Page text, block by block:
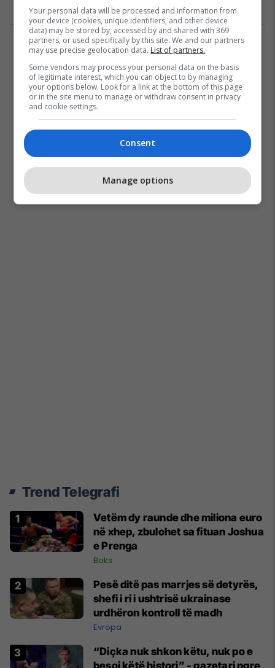
Ekonomi 30/10/2023
1
Trend Telegrafi
Vetëm dy raunde dhe miliona euro
në xhep, zbulohet sa fituan Joshua
e Prenga
Boks
Pesë ditë pas marrjes së detyrës,
shefi i ri i ushtrisë ukrainase
urdhëron kontroll të madh
Evropa
“Diçka nuk shkon këtu, nuk po e
besoj këtë histori” - gazetari ngre
Your personal data will be processed and information from
your device (cookies, unique identifiers, and other device
data) may be stored by, accessed by and shared with 369
partners, or used specifically by this site. We and our partners
may use precise geolocation data. List of partners.
Some vendors may process your personal data on the basis
of legitimate interest, which you can object to by managing
your options below. Look for a link at the bottom of this page
or in the site menu to manage or withdraw consent in privacy
and cookie settings.
Consent
Manage options